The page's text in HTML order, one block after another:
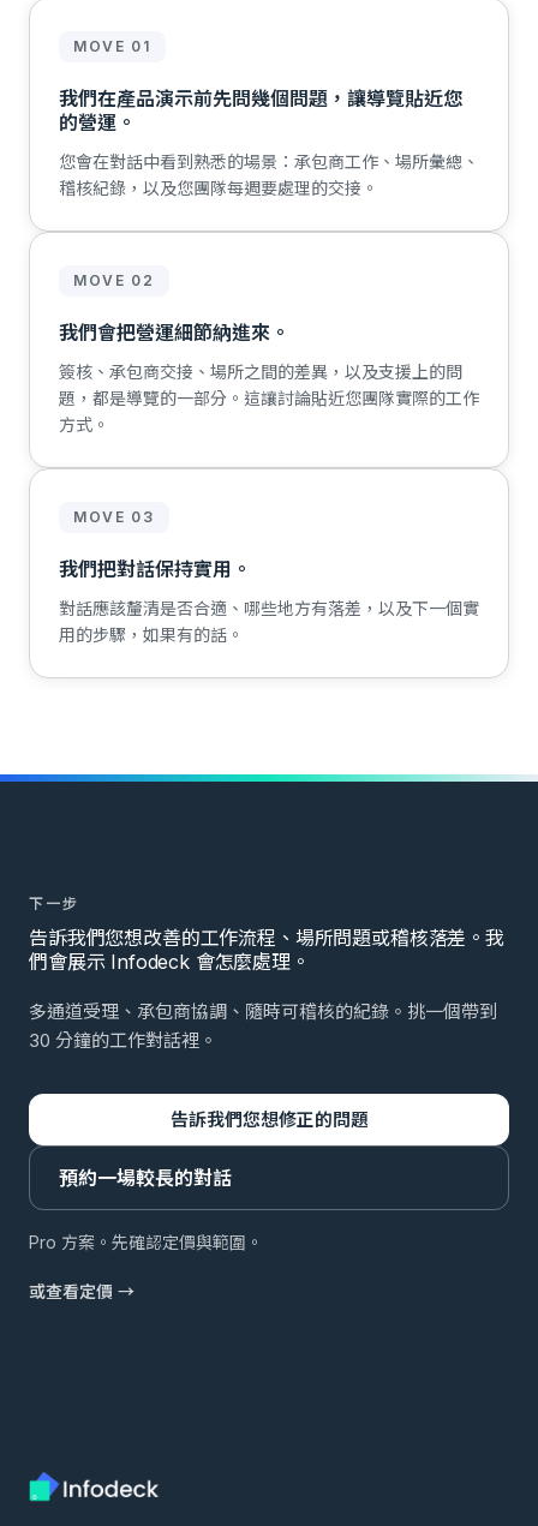
MOVE 01
我們在產品演示前先問幾個問題，讓導覽貼近您
的營運。
您會在對話中看到熟悉的場景：承包商工作、場所彙總、
稽核紀錄，以及您團隊每週要處理的交接。
MOVE 02
我們會把營運細節納進來。
簽核、承包商交接、場所之間的差異，以及支援上的問
題，都是導覽的一部分。這讓討論貼近您團隊實際的工作
方式。
MOVE 03
我們把對話保持實用。
對話應該釐清是否合適、哪些地方有落差，以及下一個實
用的步驟，如果有的話。
下一步
告訴我們您想改善的工作流程、場所問題或稽核落差。我
們會展示 Infodeck 會怎麼處理。
多通道受理、承包商協調、隨時可稽核的紀錄。挑一個帶到
30 分鐘的工作對話裡。
告訴我們您想修正的問題
預約一場較長的對話
Pro 方案。先確認定價與範圍。
或查看定價 →